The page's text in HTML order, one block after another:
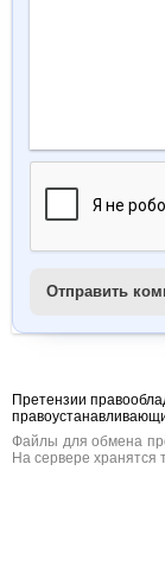
Отправить
Претензии
Файлы для обмена
На сервере хранятся